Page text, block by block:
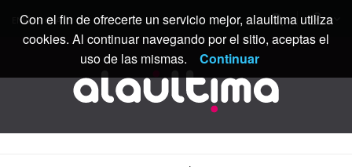
ENVÍOS GRATIS
Con el fin de ofrecerte un servicio mejor, alaultima utiliza
cookies. Al continuar navegando por el sitio, aceptas el
uso de las mismas.
Continuar